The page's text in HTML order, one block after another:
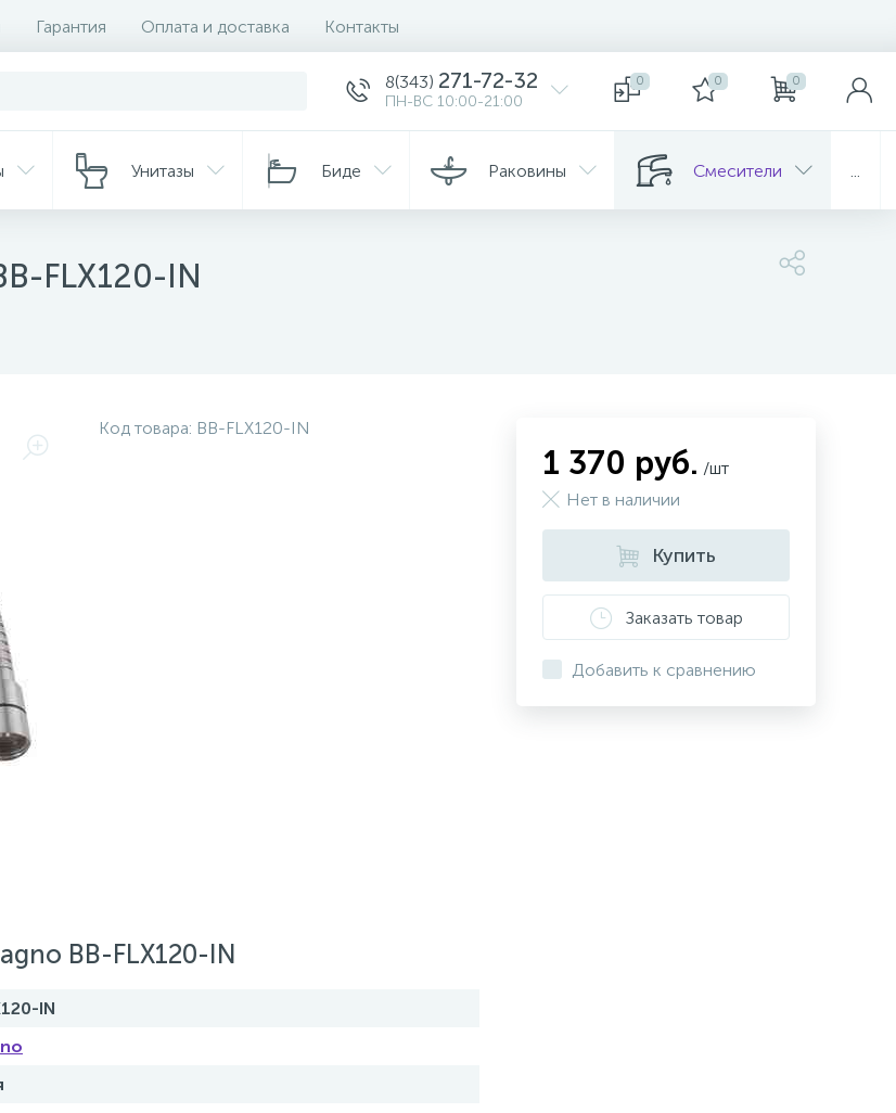
Гарантия Оплата и доставка Контакты
8(343) 271-72-32
ПН-ВС 10:00-21:00
0 0 0
Унитазы Биде Раковины Смесители
FLX120-IN
Код товара: BB-FLX120-IN
BB-FLX120-IN
IN
1 370 руб. /шт
Нет в наличии
Купить
Заказать товар
Добавить к сравнению